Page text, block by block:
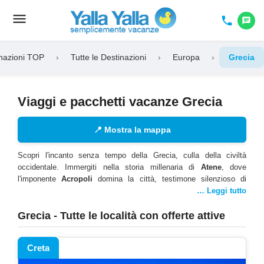
Toggle
menu phone chat
TOP › Tutte le Destinazioni › Europa › Grecia
Viaggi e pacchetti vacanze Grecia
Scopri l'incanto senza tempo della Grecia, culla della civiltà
occidentale. Immergiti nella storia millenaria di Atene, dove
l'imponenteAcropoli domina la città, testimone silenzioso di
secoli di cultura e filosofia. Lasciati incantare dalla magia di
sul mare cristallino e i tramonti mozzafiato sulla caldera. Vivi
sue spiagge dorate, i mulini a vento e la vivace vita notturna.
Esplora la maestosa
palazzo minoico di Cnosso racconta antiche leggende e le gole di
… Leggi tutto
📍 Mostra la mappa
Grecia - Tutte le località con offerte attive
Creta